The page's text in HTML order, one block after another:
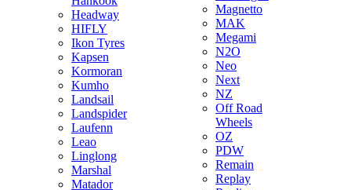
Headway
HIFLY
Ikon Tyres
Kapsen
Kormoran
Kumho
Landsail
Landspider
Laufenn
Leao
Linglong
Marshal
Matador
Magnetto
MAK
Megami
N2O
Neo
Next
NZ
Off Road
Wheels
OZ
PDW
Remain
Replay